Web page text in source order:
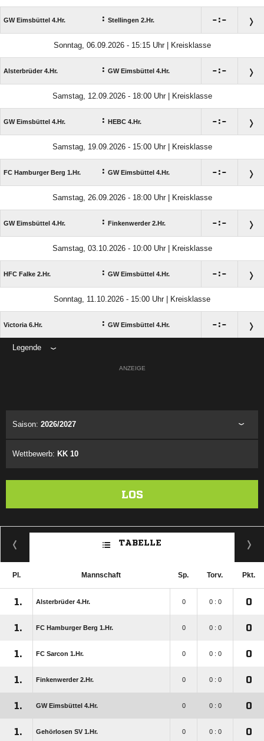
GW Eimsbüttel 4.Hr. : Stellingen 2.Hr. :
Sonntag, 06.09.2026 - 15:15 Uhr | Kreisklasse
Alsterbrüder 4.Hr. : GW Eimsbüttel 4.Hr. :
Samstag, 12.09.2026 - 18:00 Uhr | Kreisklasse
GW Eimsbüttel 4.Hr. : HEBC 4.Hr. :
Samstag, 19.09.2026 - 15:00 Uhr | Kreisklasse
FC Hamburger Berg 1.Hr. : GW Eimsbüttel 4.Hr. :
Samstag, 26.09.2026 - 18:00 Uhr | Kreisklasse
GW Eimsbüttel 4.Hr. : Finkenwerder 2.Hr. :
Samstag, 03.10.2026 - 10:00 Uhr | Kreisklasse
HFC Falke 2.Hr. : GW Eimsbüttel 4.Hr. :
Sonntag, 11.10.2026 - 15:00 Uhr | Kreisklasse
Victoria 6.Hr. : GW Eimsbüttel 4.Hr. :
Legende
ANZEIGE
Saison: 2026/2027
Wettbewerb: KK 10
LOS
TABELLE
Pl. Mannschaft Sp. Torv. Pkt.
1. Alsterbrüder 4.Hr. 0 0 : 0 0
1. FC Hamburger Berg 1.Hr. 0 0 : 0 0
1. FC Sarcon 1.Hr. 0 0 : 0 0
1. Finkenwerder 2.Hr. 0 0 : 0 0
1. GW Eimsbüttel 4.Hr. 0 0 : 0 0
1. Gehörlosen SV 1.Hr. 0 0 : 0 0